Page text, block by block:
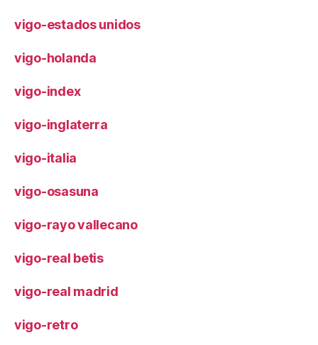
vigo-estados unidos
vigo-holanda
vigo-index
vigo-inglaterra
vigo-italia
vigo-osasuna
vigo-rayo vallecano
vigo-real betis
vigo-real madrid
vigo-retro